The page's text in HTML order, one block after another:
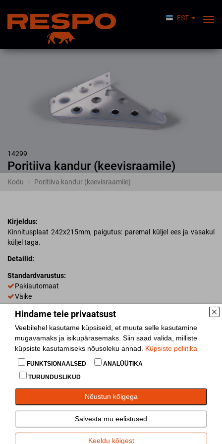
Hindame teie privaatsust
Veebilehel kasutame küpsiseid, et muuta selle kasutamine
mugavamaks ja isikupärasemaks. Siin saad valida, milliste
küpsiste kasutamiseks nõusoleku annad. Küpsiste poliitika
FUNKTSIONAALSED
ANALÜÜTIKA
TURUNDUSLIKUD
Nõustun kõigega
Salvesta mu eelistused
Keeldu kõigest
EST
14299
Poritiiva kandur (keevisraamile)
Kodu Poritiiva kandur (keevisraamile)
Kirjeldus:
Kinnitusplaat 242x215mm, paigutus: paremal küljel ees ja vasakul
küljel taga.
Detailid:
Standardvarustus:
Pakiautomaat
Väike
Lisa võrdlusesse
Jaga
Poritiiva kandur (keevisraamile)(14299) hinnapäring